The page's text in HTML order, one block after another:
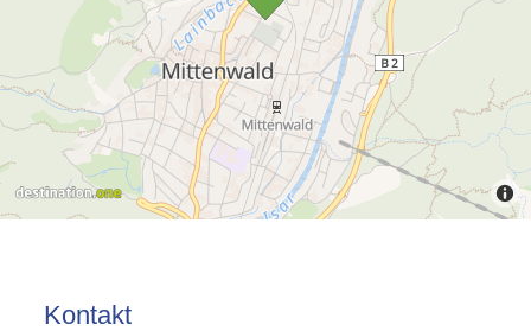
Kontakt